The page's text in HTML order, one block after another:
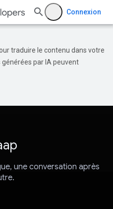
Connexion
traduire le contenu dans votre
par IA peuvent
une conversation après